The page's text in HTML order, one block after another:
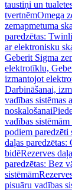
taustiņi un
tvertnēmOmega
zemapmetuma
paredzētas:
ar elektronisku
Geberit Sigma
elektrotīklu,
izmantojot
Darbināšanai,
vadības sistēmas
noskalošanai
vadības
podiem paredzēti
daļas paredzētas:
bidēRezerves
paredzētas: Bez
sistēmām
pisuāru vadības